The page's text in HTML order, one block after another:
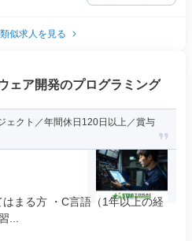
似求人を見る
ェア開発のプログラミング
ェクト／年間休日120日以上／賞与
まる方 ・C言語（1年以上の経
...